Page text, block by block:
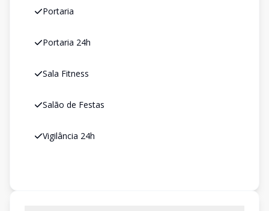
Portaria
Portaria 24h
Sala Fitness
Salão de Festas
Vigilância 24h